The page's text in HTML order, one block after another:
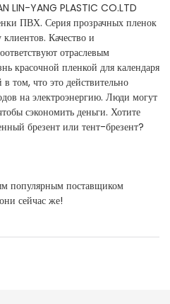
LIN-YANG PLASTIC CO.LTD
ПВХ. Серия прозрачных пленок
Качество и
отраслевым
красочной пленкой для календаря
том, что это действительно
на электроэнергию. Люди могут
сэкономить деньги. Хотите
брезент или тент-брезент?
популярным поставщиком
сейчас же!